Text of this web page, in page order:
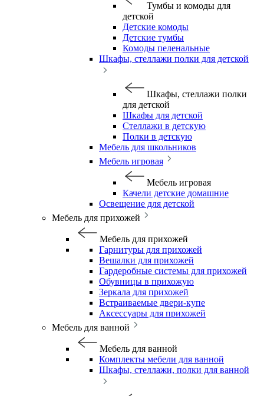
Тумбы и комоды для
детской
Детские комоды
Детские тумбы
Комоды пеленальные
Шкафы, стеллажи полки для детской
Шкафы, стеллажи полки
для детской
Шкафы для детской
Стеллажи в детскую
Полки в детскую
Мебель для школьников
Мебель игровая
Мебель игровая
Качели детские домашние
Освещение для детской
Мебель для прихожей
Мебель для прихожей
Гарнитуры для прихожей
Вешалки для прихожей
Гардеробные системы для прихожей
Обувницы в прихожую
Зеркала для прихожей
Встраиваемые двери-купе
Аксессуары для прихожей
Мебель для ванной
Мебель для ванной
Комплекты мебели для ванной
Шкафы, стеллажи, полки для ванной